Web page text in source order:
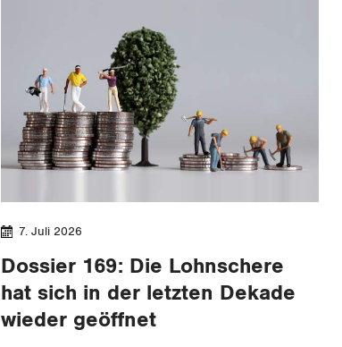
Dossier 169: Die Lohnschere
hat sich in der letzten Dekade
wieder geöffnet
7. Juli 2026